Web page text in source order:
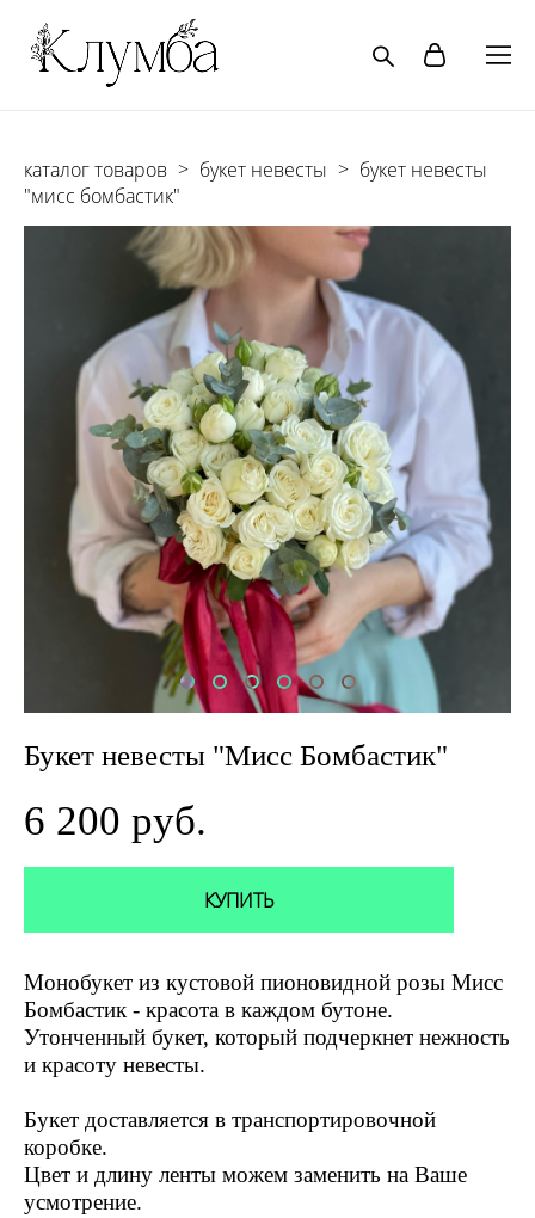
каталог товаров > букет невесты > букет невесты
"мисс бомбастик"
Букет невесты "Мисс Бомбастик"
6 200 pуб.
КУПИТЬ
Монобукет из кустовой пионовидной розы Мисс
Бомбастик - красота в каждом бутоне.
Утонченный букет, который подчеркнет нежность
и красоту невесты.
Букет доставляется в транспортировочной
коробке.
Цвет и длину ленты можем заменить на Ваше
усмотрение.